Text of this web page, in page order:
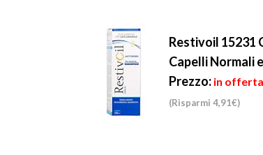
Restivoil 15231
Capelli Normali
Prezzo: in offerta
(Risparmi 4,91€)